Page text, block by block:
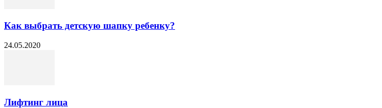
Как выбрать детскую шапку ребенку?
24.05.2020
Лифтинг лица